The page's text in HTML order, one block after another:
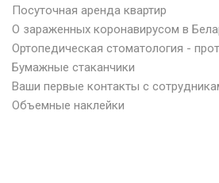
Посуточная аренда квартир
О зараженных коронавирусом в
Ортопедическая стоматология -
Бумажные стаканчики
Ваши первые контакты с
Объемные наклейки